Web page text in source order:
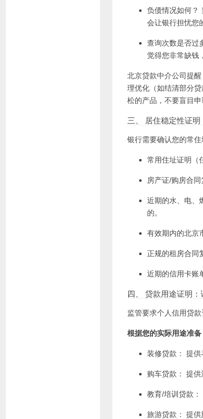
负债情况如何？
会让银行担忧您
查询次数是否过
觉得您非常缺钱
北京贷款中介公司提醒
理优化（如结清部分
松的产品，不要盲目申
三、 居住稳定性证明
银行需要确认您的常
常用住址证明（
房产证/购房合
近期的水、电、
的。
有效期内的北京
正规的租房合同
近期的信用卡账
四、 贷款用途证明：
监管要求个人信用贷
根据您的实际用途准备
装修贷款： 提
购车贷款： 提供
教育/培训贷款：
旅游贷款： 提供